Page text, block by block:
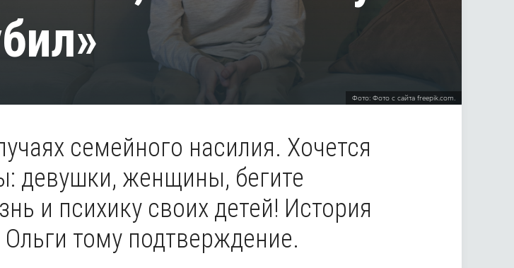
Фото: Фото с сайта freepik.com.
семейного насилия. Хочется
девушки, женщины, бегите
и психику своих детей! История
тому подтверждение.